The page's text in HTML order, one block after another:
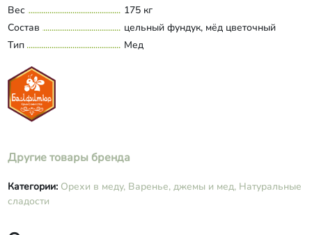
Вес
175 кг
Состав
цельный фундук, мёд цветочный
Тип
Мед
Другие товары бренда
Категории: Орехи в меду, Варенье, джемы и мед, Натуральные
сладости